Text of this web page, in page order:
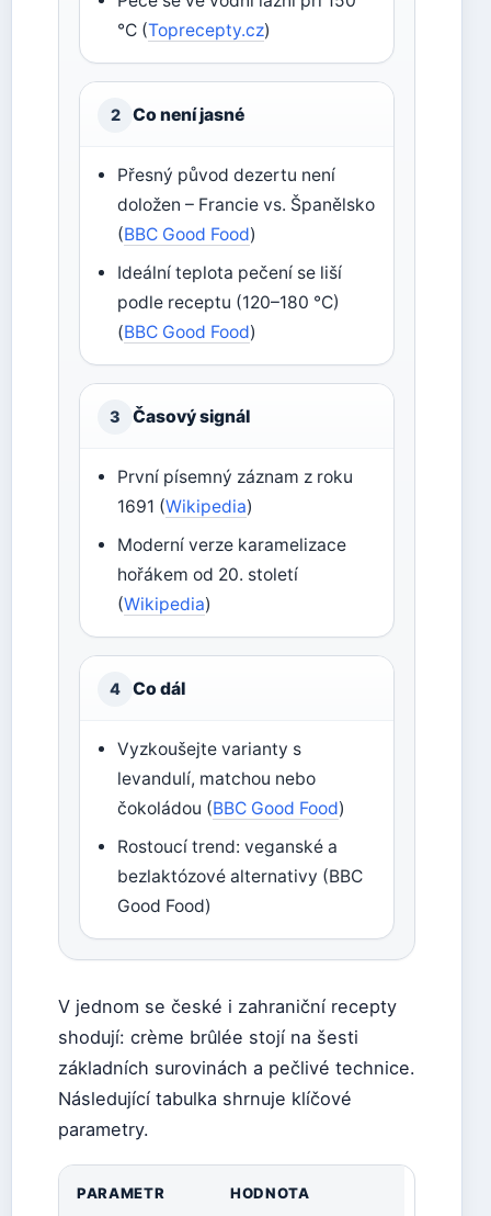
°C (Toprecepty.cz)
2 Co není jasné
Přesný původ dezertu není
doložen – Francie vs. Španělsko
(BBC Good Food)
Ideální teplota pečení se liší
podle receptu (120–180 °C)
(BBC Good Food)
3 Časový signál
První písemný záznam z roku
1691 (Wikipedia)
Moderní verze karamelizace
hořákem od 20. století
(Wikipedia)
4 Co dál
Vyzkoušejte varianty s
levandulí, matchou nebo
čokoládou (BBC Good Food)
Rostoucí trend: veganské a
bezlaktózové alternativy (BBC
Good Food)
V jednom se české i zahraniční recepty
shodují: crème brûlée stojí na šesti
základních surovinách a pečlivé technice.
Následující tabulka shrnuje klíčové
parametry.
PARAMETR HODNOTA